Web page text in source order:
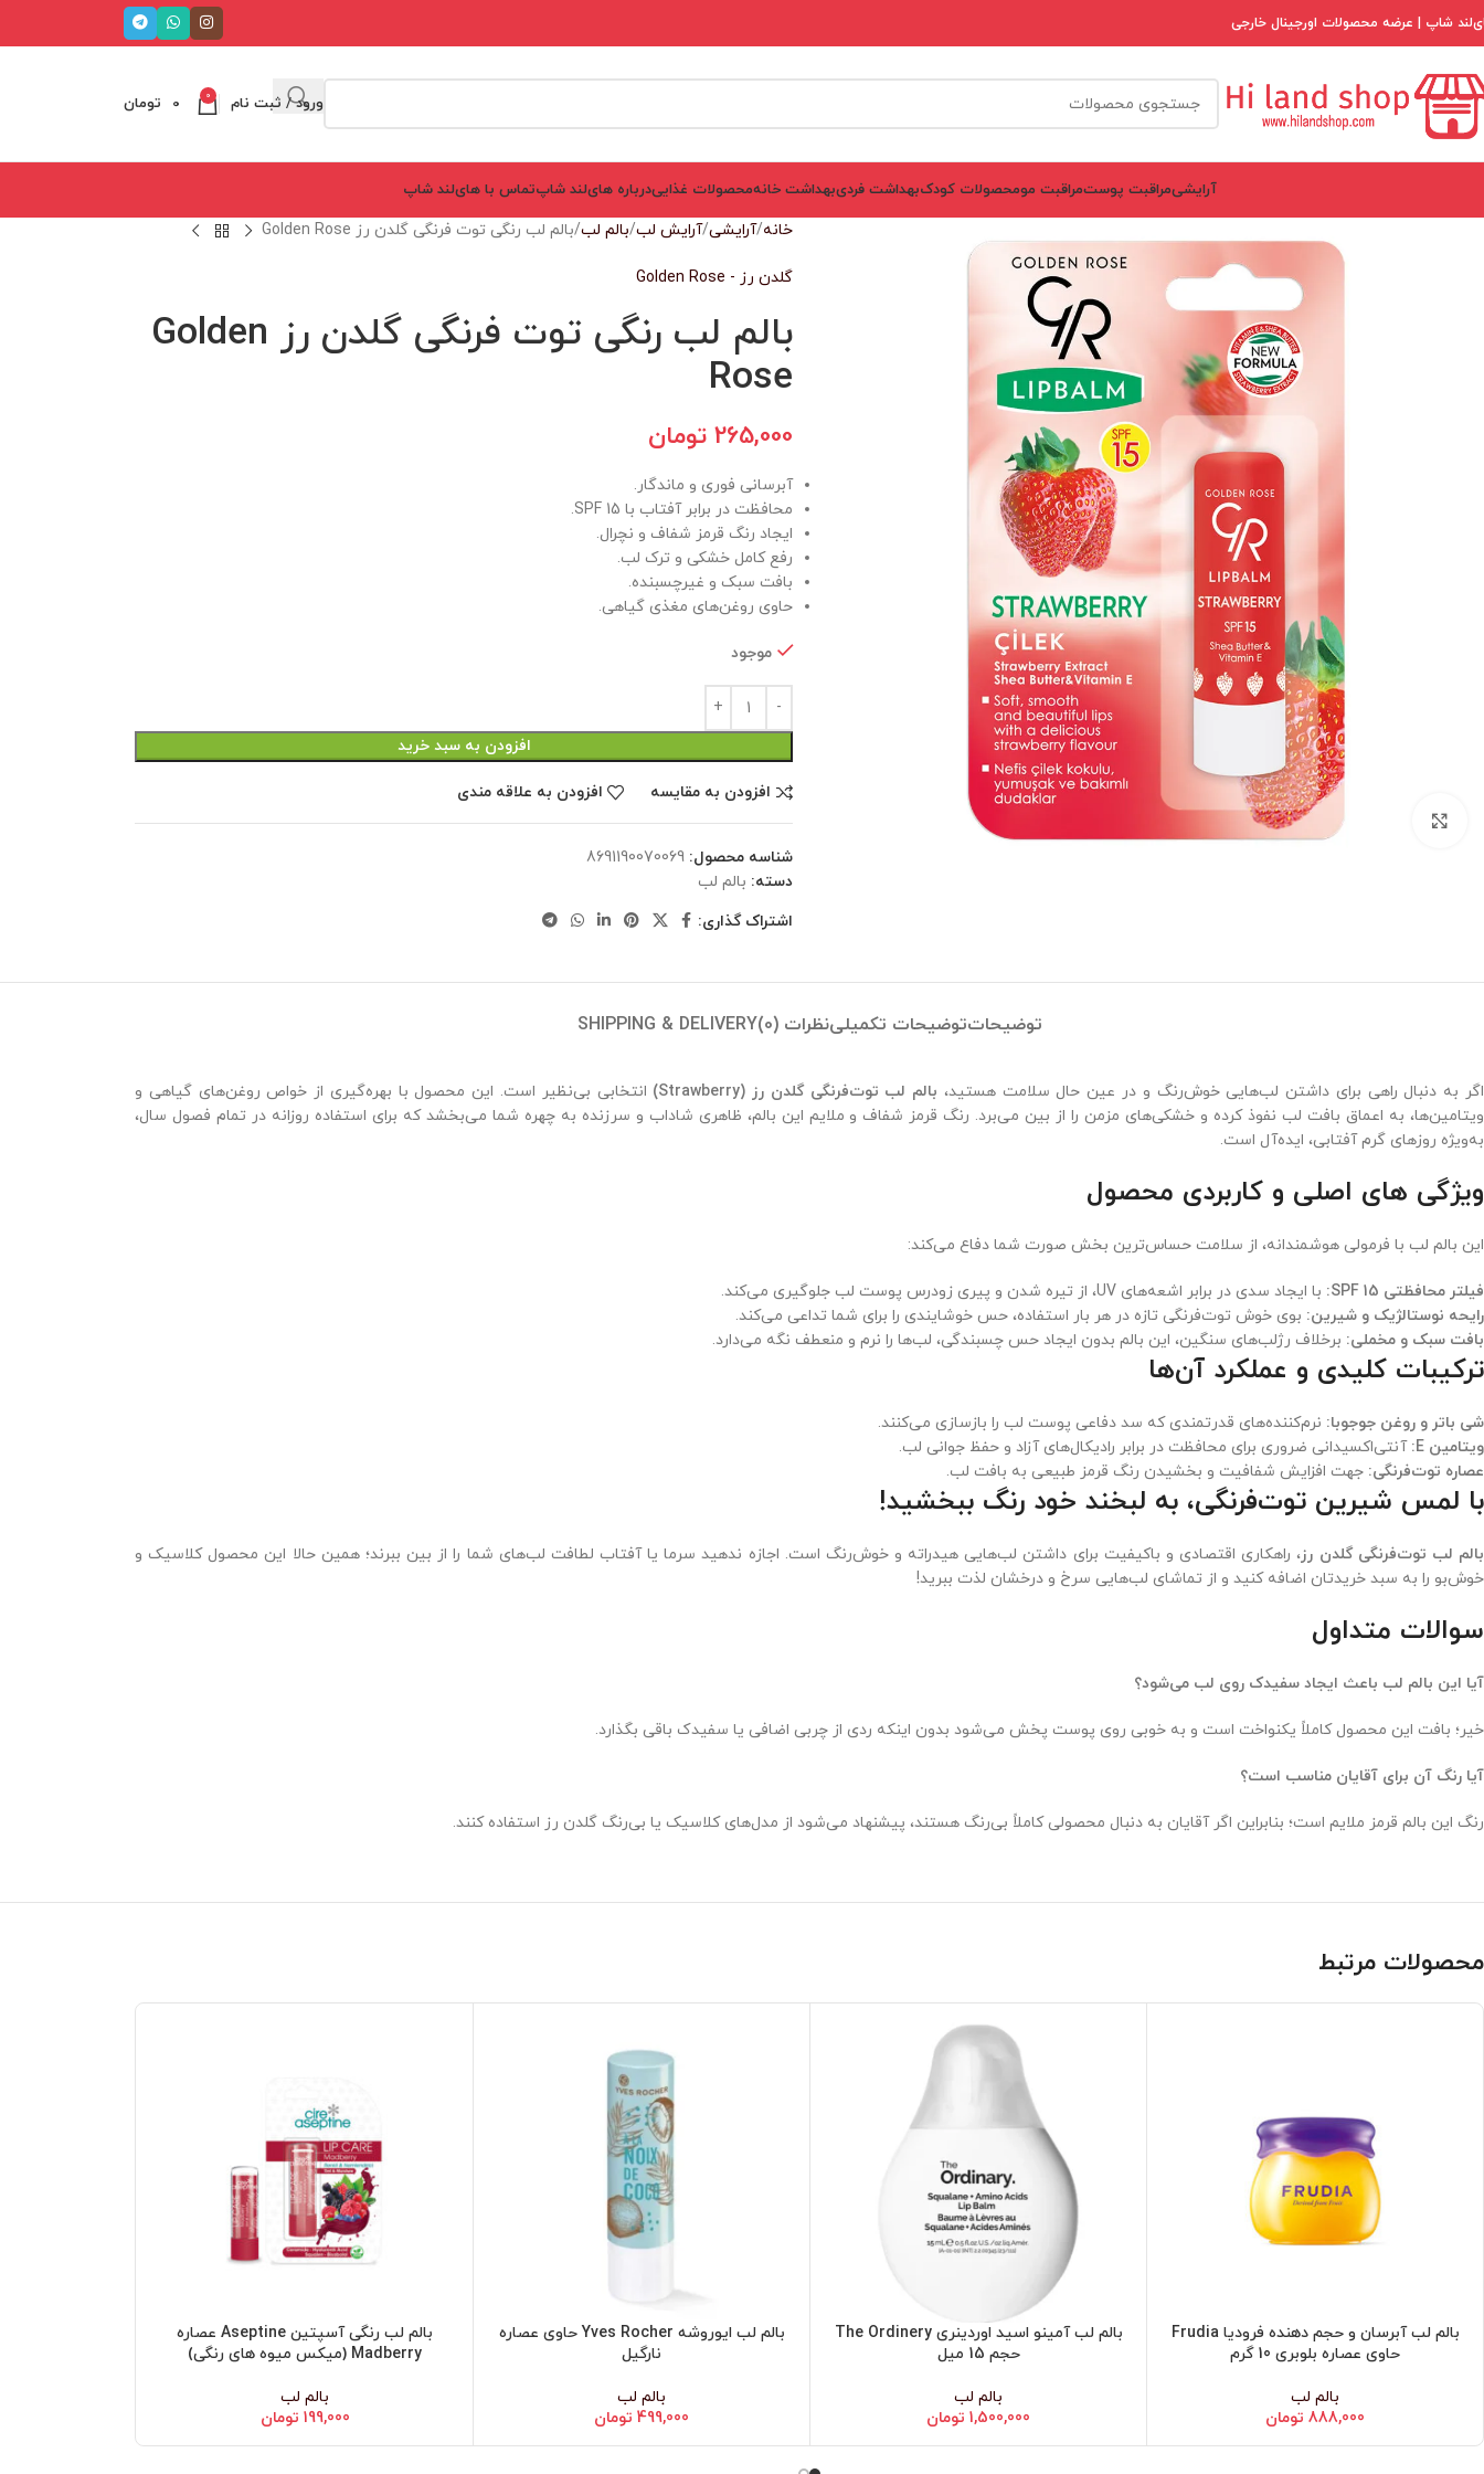
شاپ | عرضه محصولات اورجینال خارجی
ورود / ثبت نام 0
0 تومان
آرایشیمراقبت پوستمراقبت مومحصولات کودکبهداشت فردیبهداشت خانهمحصولات غذاییدرباره های‌لند شاپتماس با های‌لند شاپ
بزرگنمایی تصویر
خانه آرایشی آرایش لب بالم لب بالم لب رنگی توت فرنگی گلدن رز Golden Rose
گلدن رز - Golden Rose
بالم لب رنگی توت فرنگی گلدن رز Golden
Rose
265,000 تومان
آبرسانی فوری و ماندگار.
محافظت در برابر آفتاب با SPF 15.
ایجاد رنگ قرمز شفاف و نچرال.
رفع کامل خشکی و ترک لب.
بافت سبک و غیرچسبنده.
حاوی روغن‌های مغذی گیاهی.
موجود
افزودن به سبد خرید
افزودن به مقایسه افزودن به علاقه مندی
شناسه محصول: 8691190070069
دسته: بالم لب
اشتراک گذاری:
توضیحاتتوضیحات تکمیلینظرات (0) SHIPPING & DELIVERY
اگر به دنبال راهی برای داشتن لب‌هایی خوش‌رنگ و در عین حال سلامت هستید، بالم لب توت‌فرنگی گلدن رز (Strawberry)
انتخابی بی‌نظیر است. این محصول با بهره‌گیری از خواص روغن‌های گیاهی و
ویتامین‌ها، به اعماق بافت لب نفوذ کرده و خشکی‌های مزمن را از بین می‌برد. رنگ قرمز شفاف و ملایم این بالم، ظاهری شاداب و سرزنده به چهره شما می‌بخشد که برای استفاده روزانه در تمام فصول سال،
به‌ویژه روزهای گرم آفتابی، ایده‌آل است.
ویژگی های اصلی و کاربردی محصول
این بالم لب با فرمولی هوشمندانه، از سلامت حساس‌ترین بخش صورت شما دفاع می‌کند:
فیلتر محافظتی SPF 15:
با ایجاد سدی در برابر اشعه‌های UV، از تیره شدن و پیری زودرس پوست لب جلوگیری می‌کند.
رایحه نوستالژیک و شیرین: بوی خوش توت‌فرنگی تازه در هر بار استفاده، حس خوشایندی را برای شما تداعی می‌کند.
بافت سبک و مخملی: برخلاف رژلب‌های سنگین، این بالم بدون ایجاد حس چسبندگی، لب‌ها را نرم و منعطف نگه می‌دارد.
ترکیبات کلیدی و عملکرد آن‌ها
شی باتر و روغن جوجوبا: نرم‌کننده‌های قدرتمندی که سد دفاعی پوست لب را بازسازی می‌کنند.
ویتامین E:
آنتی‌اکسیدانی ضروری برای محافظت در برابر رادیکال‌های آزاد و حفظ جوانی لب.
عصاره توت‌فرنگی: جهت افزایش شفافیت و بخشیدن رنگ قرمز طبیعی به بافت لب.
با لمس شیرین توت‌فرنگی، به لبخند خود رنگ ببخشید!
بالم لب توت‌فرنگی گلدن رز، راهکاری اقتصادی و باکیفیت برای داشتن لب‌هایی هیدراته و خوش‌رنگ است. اجازه ندهید سرما یا آفتاب لطافت لب‌های شما را از بین ببرند؛ همین حالا این محصول کلاسیک و
خوش‌بو را به سبد خریدتان اضافه کنید و از تماشای لب‌هایی سرخ و درخشان لذت ببرید!
سوالات متداول
آیا این بالم لب باعث ایجاد سفیدک روی لب می‌شود؟
خیر؛ بافت این محصول کاملاً یکنواخت است و به خوبی روی پوست پخش می‌شود بدون اینکه ردی از چربی اضافی یا سفیدک باقی بگذارد.
آیا رنگ آن برای آقایان مناسب است؟
رنگ این بالم قرمز ملایم است؛ بنابراین اگر آقایان به دنبال محصولی کاملاً بی‌رنگ هستند، پیشنهاد می‌شود از مدل‌های کلاسیک یا بی‌رنگ گلدن رز استفاده کنند.
محصولات مرتبط
افزودن به سبد خرید
بالم لب آبرسان و حجم دهنده فرودیا Frudia
حاوی عصاره بلوبری 10 گرم
بالم لب
888,000 تومان
افزودن به سبد خرید
بالم لب آمینو اسید اوردینری The Ordinery
حجم 15 میل
بالم لب
1,500,000 تومان
افزودن به سبد خرید
بالم لب ایوروشه Yves Rocher حاوی عصاره
نارگیل
بالم لب
499,000 تومان
افزودن به سبد خرید
بالم لب رنگی آسپتین Aseptine عصاره
Madberry (میکس میوه های رنگی)
بالم لب
199,000 تومان